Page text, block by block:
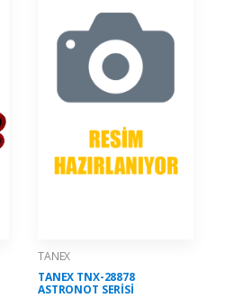
TANEX
TANEX TNX-28878
ASTRONOT SERİSİ